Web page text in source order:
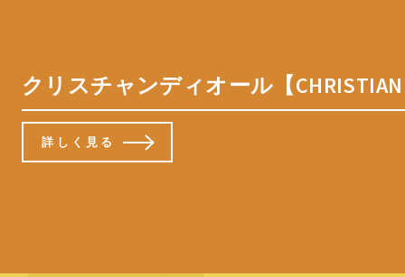
クリスチャンディオール【
詳しく見る